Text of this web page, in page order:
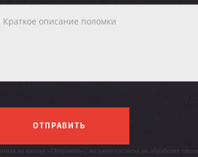
ОТПРАВИТЬ
на кнопку «Отправить», вы даете согласие на обработку своих